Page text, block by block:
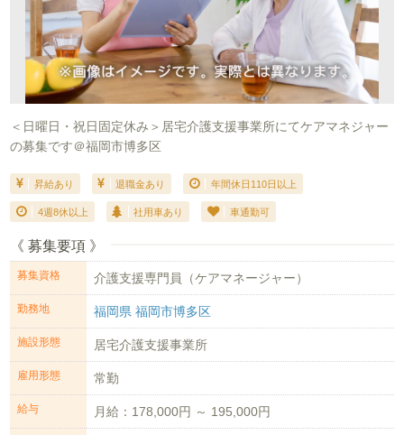
＜日曜日・祝日固定休み＞居宅介護支援事業所にてケアマネジャー
の募集です＠福岡市博多区
昇給あり 退職金あり 年間休日110日以上
4週8休以上 社用車あり 車通勤可
《 募集要項 》
募集資格 介護支援専門員（ケアマネージャー）
勤務地 福岡県 福岡市博多区
施設形態 居宅介護支援事業所
雇用形態 常勤
給与 月給：178,000円 ～ 195,000円